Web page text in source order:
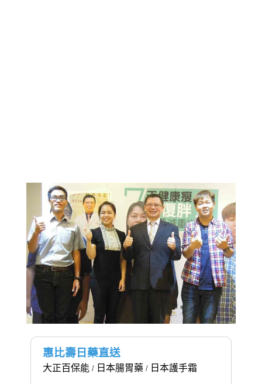
惠比壽日藥直送
大正百保能/ 日本腸胃藥 / 日本護手霜